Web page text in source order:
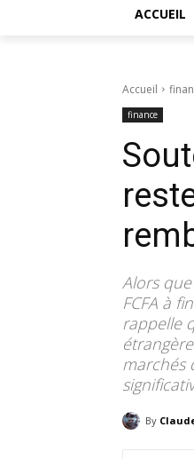
ACCUEIL
Accueil
finance
Alors
FCFA à
rappelle
marchés
By